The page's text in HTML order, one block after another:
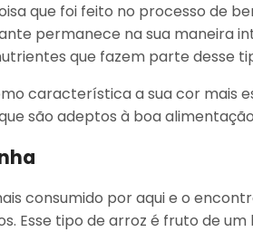
que foi feito no processo de
permanece na sua maneira
que fazem parte desse
característica a sua cor mais
são adeptos à boa
consumido por aqui e o
Esse tipo de arroz é fruto de